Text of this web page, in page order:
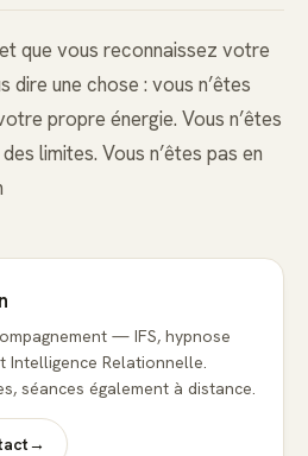
que vous reconnaissez votre
dire une chose : vous n’êtes
propre énergie. Vous n’êtes
limites. Vous n’êtes pas en
— IFS, hypnose
Intelligence Relationnelle.
séances également à distance.
→